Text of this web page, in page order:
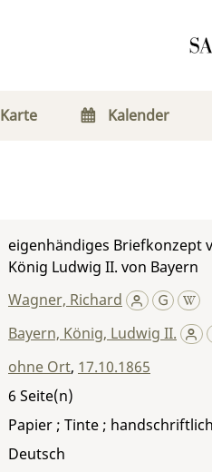
Karte Kalender
eigenhändiges Briefkonzept
König Ludwig II. von Bayern
Wagner, Richard
Bayern, König, Ludwig II.
ohne Ort, 17.10.1865
6
Papier ; Tinte ; handschriftlich
Deutsch